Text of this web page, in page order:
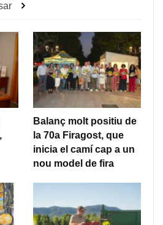
Balanç molt positiu de
la 70a Firagost, que
inicia el camí cap a un
nou model de fira